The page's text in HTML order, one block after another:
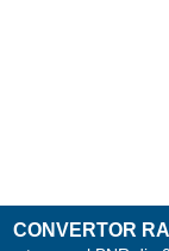
CONVERTOR